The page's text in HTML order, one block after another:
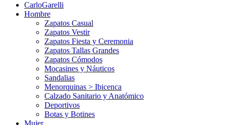
CarloGarelli
Hombre
Zapatos Casual
Zapatos Vestir
Zapatos Fiesta y Ceremonia
Zapatos Tallas Grandes
Zapatos Cómodos
Mocasines y Náuticos
Sandalias
Menorquinas > Ibicenca
Calzado Sanitario y Anatómico
Deportivos
Botas y Botines
Mujer